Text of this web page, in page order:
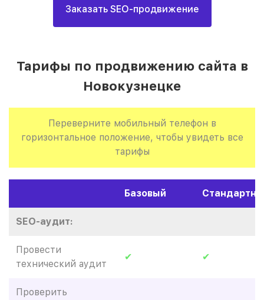
Заказать SEO-продвижение
Тарифы по продвижению сайта в
Новокузнецке
Переверните мобильный телефон в
горизонтальное положение, чтобы увидеть все
тарифы
Базовый
SEO-аудит:
Провести
технический аудит
✔ ✔
Проверить